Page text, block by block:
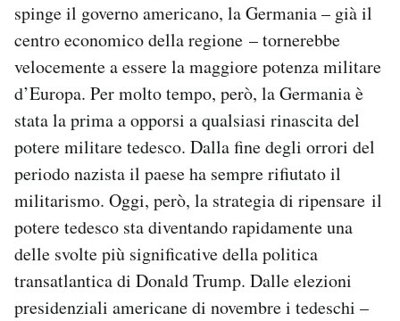
spinge il governo americano, la Germania – già il
centro economico della regione – tornerebbe
velocemente a essere la maggiore potenza militare
d’Europa. Per molto tempo, però, la Germania è
stata la prima a opporsi a qualsiasi rinascita del
potere militare tedesco. Dalla fine degli orrori del
periodo nazista il paese ha sempre rifiutato il
militarismo. Oggi, però, la strategia di ripensare il
potere tedesco sta diventando rapidamente una
delle svolte più significative della politica
transatlantica di Donald Trump. Dalle elezioni
presidenziali americane di novembre i tedeschi –